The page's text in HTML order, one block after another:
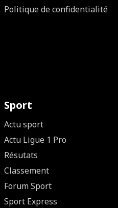
Politique de confidentialité
Sport
Actu sport
Actu Ligue 1 Pro
Résutats
Classement
Forum Sport
Sport Express